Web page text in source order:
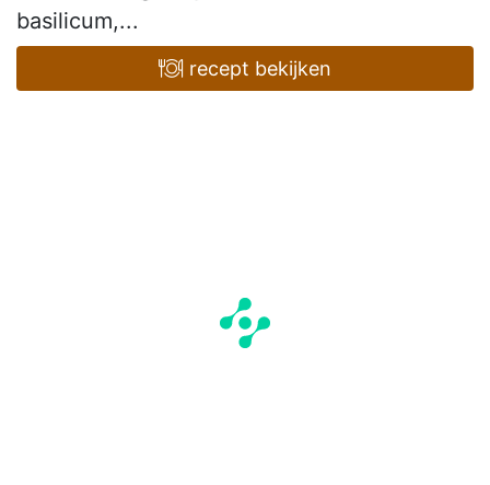
basilicum,...
recept bekijken